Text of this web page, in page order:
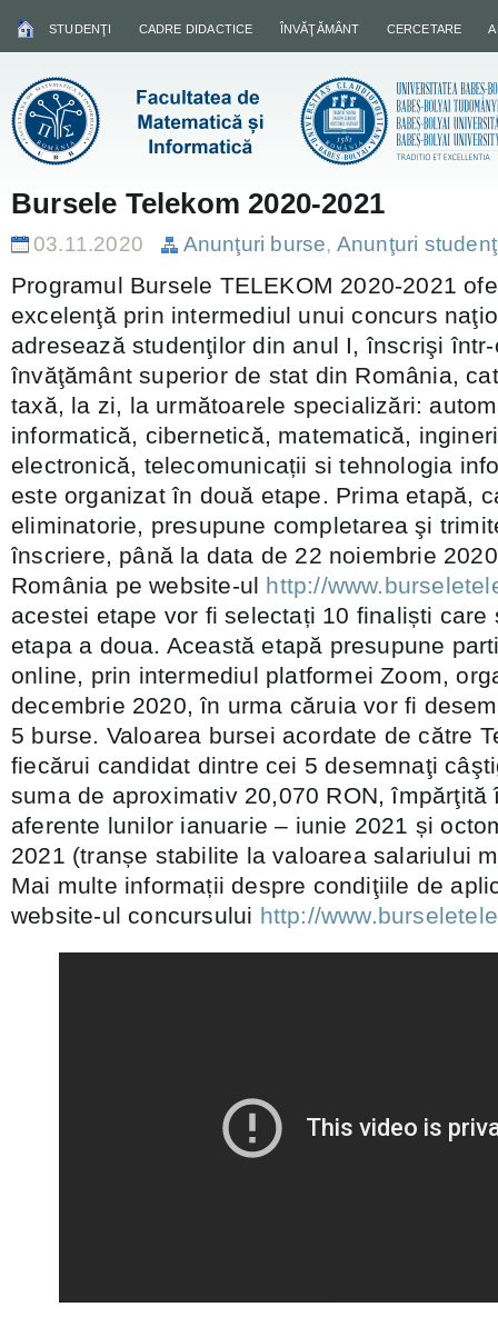
STUDENŢI CADRE DIDACTICE ÎNVĂŢĂMÂNT CERCETARE
Bursele Telekom 2020-2021
03.11.2020 Anunţuri burse, Anunţuri
Programul Bursele TELEKOM 2020-2021
excelenţă prin intermediul unui concurs
adresează studenţilor din anul I, înscrişi
învăţământ superior de stat din România,
taxă, la zi, la următoarele specializări:
informatică, cibernetică, matematică,
electronică, telecomunicații si tehnologia
este organizat în două etape. Prima etapă,
eliminatorie, presupune completarea şi
înscriere, până la data de 22 noiembrie
România pe website-ul http://
acestei etape vor fi selectați 10 finaliști care
etapa a doua. Această etapă presupune
online, prin intermediul platformei Zoom,
decembrie 2020, în urma căruia vor fi
5 burse. Valoarea bursei acordate de către
fiecărui candidat dintre cei 5 desemnaţi
suma de aproximativ 20,070 RON, împărţită
aferente lunilor ianuarie – iunie 2021 și
2021 (tranșe stabilite la valoarea salariului
Mai multe informații despre condiţiile de
website-ul concursului http://